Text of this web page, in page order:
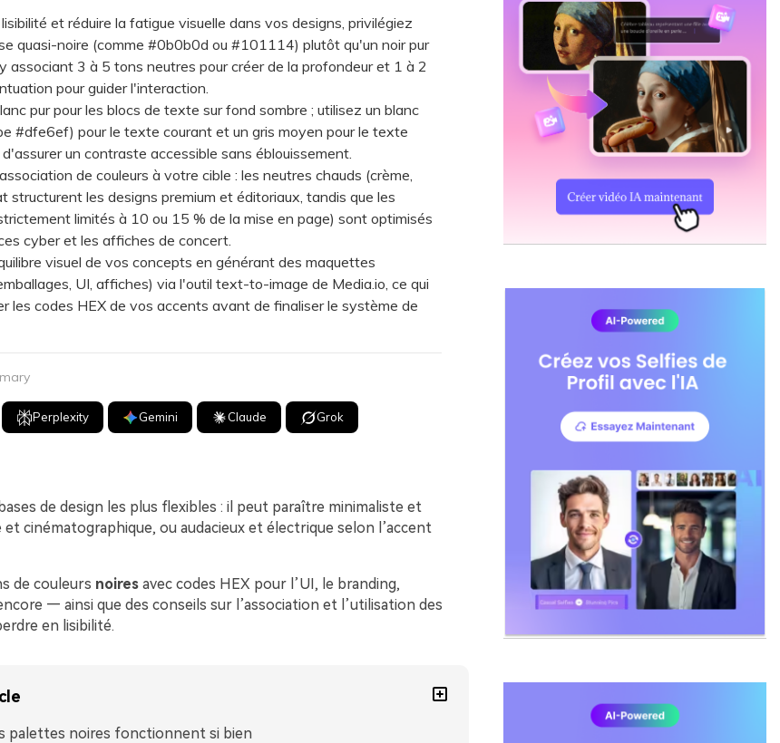
et réduire la fatigue visuelle dans vos designs, privilégiez
quasi-noire (comme #0b0b0d ou #101114) plutôt qu'un noir pur
associant 3 à 5 tons neutres pour créer de la profondeur et 1 à 2
pour guider l'interaction.
pur pour les blocs de texte sur fond sombre ; utilisez un blanc
#dfe6ef) pour le texte courant et un gris moyen pour le texte
un contraste accessible sans éblouissement.
de couleurs à votre cible : les neutres chauds (crème,
structurent les designs premium et éditoriaux, tandis que les
limités à 10 ou 15 % de la mise en page) sont optimisés
cyber et les affiches de concert.
visuel de vos concepts en générant des maquettes
UI, affiches) via l'outil text-to-image de Media.io, ce qui
les codes HEX de vos accents avant de finaliser le système de
Perplexity Gemini Claude Grok
de design les plus flexibles : il peut paraître minimaliste et
et cinématographique, ou audacieux et électrique selon l’accent
de couleurs noiresavec codes HEX pour l’UI, le branding,
— ainsi que des conseils sur l’association et l’utilisation des
en lisibilité.
palettes noires fonctionnent si bien